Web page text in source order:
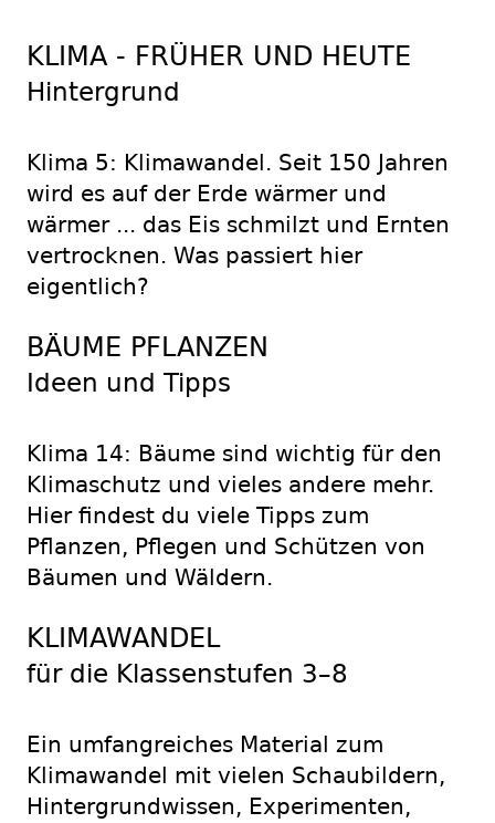
KLIMA - FRÜHER UND HEUTE
Hintergrund
Klima 5: Klimawandel. Seit 150 Jahren
wird es auf der Erde wärmer und
wärmer ... das Eis schmilzt und Ernten
vertrocknen. Was passiert hier
eigentlich?
BÄUME PFLANZEN
Ideen und Tipps
Klima 14: Bäume sind wichtig für den
Klimaschutz und vieles andere mehr.
Hier findest du viele Tipps zum
Pflanzen, Pflegen und Schützen von
Bäumen und Wäldern.
KLIMAWANDEL
für die Klassenstufen 3–8
Ein umfangreiches Material zum
Klimawandel mit vielen Schaubildern,
Hintergrundwissen, Experimenten,